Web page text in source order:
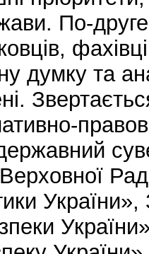
По-
думку та